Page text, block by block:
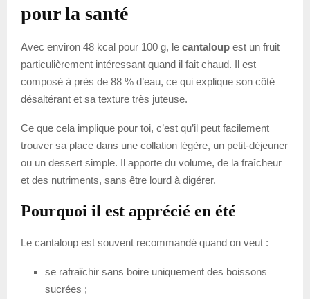
pour la santé
Avec environ 48 kcal pour 100 g, le cantaloup est un fruit
particulièrement intéressant quand il fait chaud. Il est
composé à près de 88 % d’eau, ce qui explique son côté
désaltérant et sa texture très juteuse.
Ce que cela implique pour toi, c’est qu’il peut facilement
trouver sa place dans une collation légère, un petit-déjeuner
ou un dessert simple. Il apporte du volume, de la fraîcheur
et des nutriments, sans être lourd à digérer.
Pourquoi il est apprécié en été
Le cantaloup est souvent recommandé quand on veut :
se rafraîchir sans boire uniquement des boissons
sucrées ;